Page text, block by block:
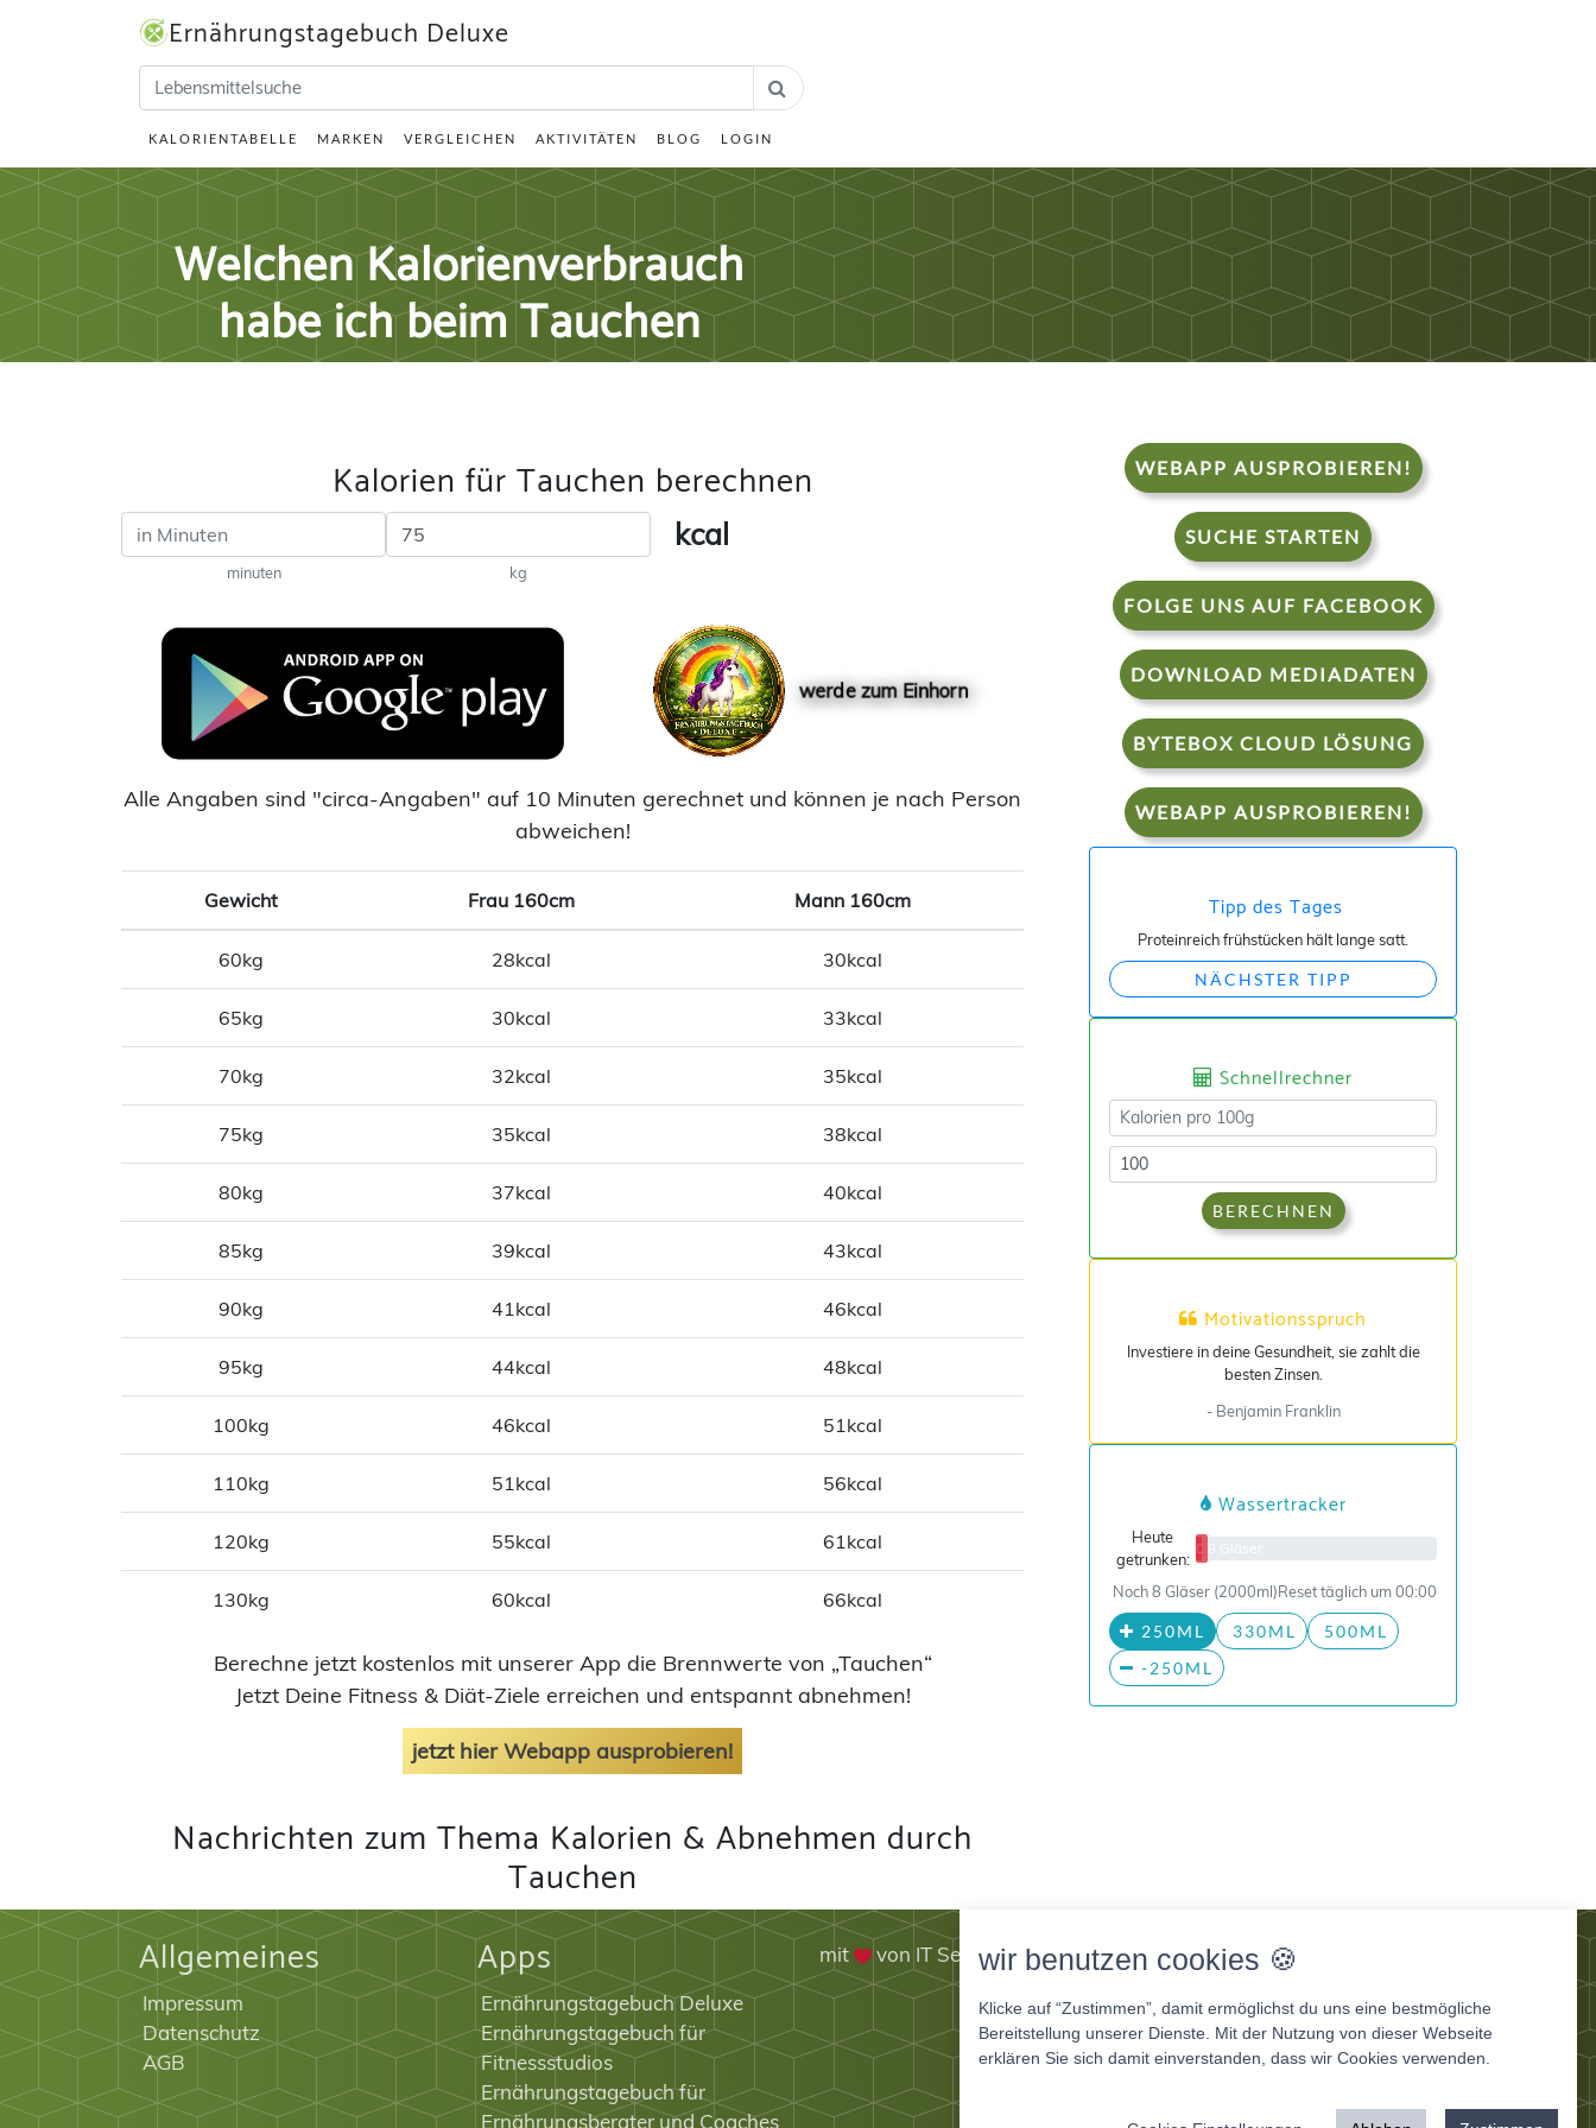
Ernährungstagebuch Deluxe
KALORIENTABELLE MARKEN VERGLEICHEN AKTIVITÄTEN BLOG LOGIN
Welchen Kalorienverbrauch
habe ich beim Tauchen
Kalorien für Tauchen berechnen
minuten kg
kcal
werde zum Einhorn
Alle Angaben sind "circa-Angaben" auf 10 Minuten gerechnet und können je nach Person
abweichen!
Gewicht Frau 160cm Mann 160cm
60kg 28kcal 30kcal
65kg 30kcal 33kcal
70kg 32kcal 35kcal
75kg 35kcal 38kcal
80kg 37kcal 40kcal
85kg 39kcal 43kcal
90kg 41kcal 46kcal
95kg 44kcal 48kcal
100kg 46kcal 51kcal
110kg 51kcal 56kcal
120kg 55kcal 61kcal
130kg 60kcal 66kcal
Berechne jetzt kostenlos mit unserer App die Brennwerte von „Tauchen“
Jetzt Deine Fitness & Diät-Ziele erreichen und entspannt abnehmen!
jetzt hier Webapp ausprobieren!
Nachrichten zum Thema Kalorien & Abnehmen durch
Tauchen
WEBAPP AUSPROBIEREN!
SUCHE STARTEN
FOLGE UNS AUF FACEBOOK
DOWNLOAD MEDIADATEN
BYTEBOX CLOUD LÖSUNG
WEBAPP AUSPROBIEREN!
Tipp des Tages
Proteinreich frühstücken hält lange satt.
NÄCHSTER TIPP
Schnellrechner
BERECHNEN
Motivationsspruch
Investiere in deine Gesundheit, sie zahlt die
besten Zinsen.
- Benjamin Franklin
Wassertracker
Heute
getrunken:
0/8 Gläser
Noch 8 Gläser (2000ml)Reset täglich um 00:00
250ML 330ML
500ML
-250ML
Allgemeines
Impressum
Datenschutz
AGB
Apps
Ernährungstagebuch Deluxe
Ernährungstagebuch für
Fitnessstudios
Ernährungstagebuch für
Ernährungsberater und Coaches
mit von IT Service Herzogwir benutzen cookies 🍪
Klicke auf “Zustimmen”, damit ermöglichst du uns eine bestmögliche
Bereitstellung unserer Dienste. Mit der Nutzung von dieser Webseite
erklären Sie sich damit einverstanden, dass wir Cookies verwenden.